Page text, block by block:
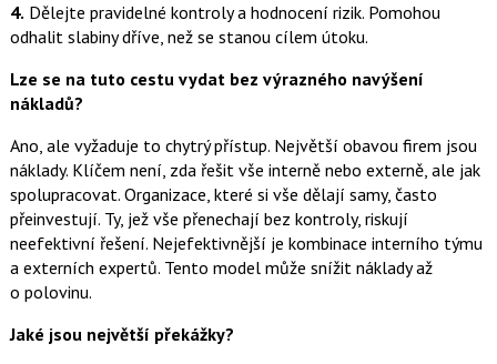
4. Dělejte pravidelné kontroly a hodnocení rizik. Pomohou
odhalit slabiny dříve, než se stanou cílem útoku.
Lze se na tuto cestu vydat bez výrazného navýšení
nákladů?
Ano, ale vyžaduje to chytrý přístup. Největší obavou firem jsou
náklady. Klíčem není, zda řešit vše interně nebo externě, ale jak
spolupracovat. Organizace, které si vše dělají samy, často
přeinvestují. Ty, jež vše přenechají bez kontroly, riskují
neefektivní řešení. Nejefektivnější je kombinace interního týmu
a externích expertů. Tento model může snížit náklady až
o polovinu.
Jaké jsou největší překážky?